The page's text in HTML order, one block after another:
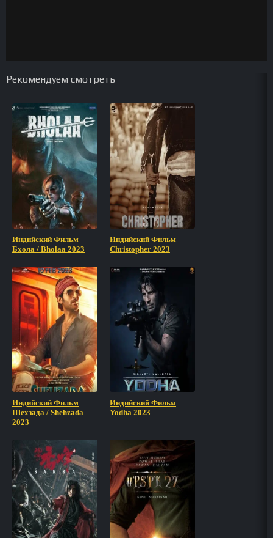
Рекомендуем смотреть
Индийский Фильм
Бхола / Bholaa 2023
Индийский Фильм
Christopher 2023
Индийский Фильм
Шехзада / Shehzada
2023
Индийский Фильм
Yodha 2023